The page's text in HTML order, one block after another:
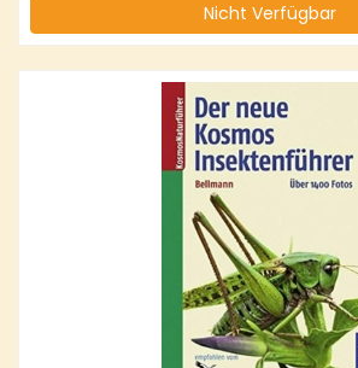
Nicht Verfügbar